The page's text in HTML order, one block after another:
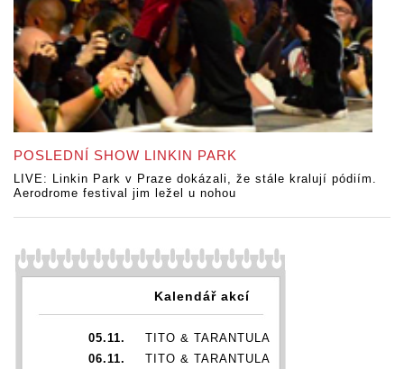
POSLEDNÍ SHOW LINKIN PARK
LIVE: Linkin Park v Praze dokázali, že stále kralují pódiím.
Aerodrome festival jim ležel u nohou
Kalendář akcí
05.11.
TITO & TARANTULA
06.11.
TITO & TARANTULA